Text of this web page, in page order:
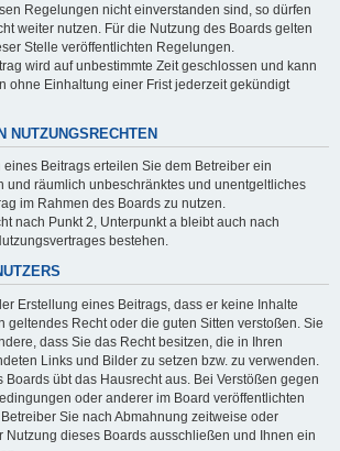
Regelungen nicht einverstanden sind, so dürfen
weiter nutzen. Für die Nutzung des Boards gelten
Stelle veröffentlichten Regelungen.
wird auf unbestimmte Zeit geschlossen und kann
ohne Einhaltung einer Frist jederzeit gekündigt
NUTZUNGSRECHTEN
eines Beitrags erteilen Sie dem Betreiber ein
und räumlich unbeschränktes und unentgeltliches
im Rahmen des Boards zu nutzen.
nach Punkt 2, Unterpunkt a bleibt auch nach
bestehen.
Erstellung eines Beitrags, dass er keine Inhalte
geltendes Recht oder die guten Sitten verstoßen. Sie
dass Sie das Recht besitzen, die in Ihren
Links und Bilder zu setzen bzw. zu verwenden.
Boards übt das Hausrecht aus. Bei Verstößen gegen
oder anderer im Board veröffentlichten
Sie nach Abmahnung zeitweise oder
Nutzung dieses Boards ausschließen und Ihnen ein